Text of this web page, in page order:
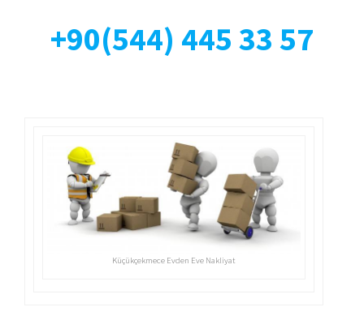
+90(544) 445 33 57
Küçükçekmece Evden Eve Nakliyat